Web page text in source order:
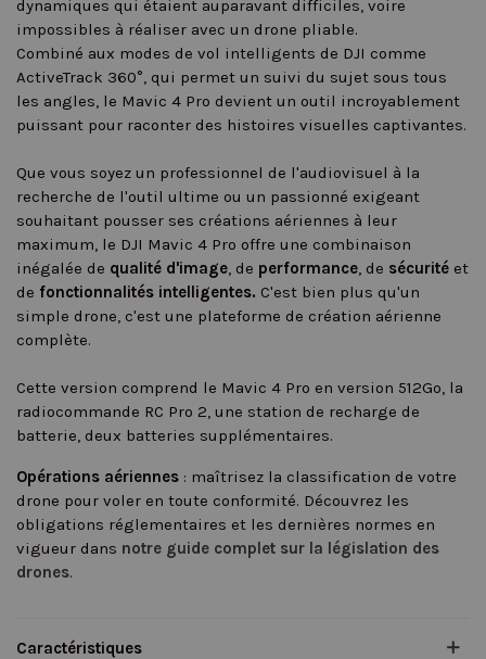
dynamiques qui étaient auparavant difficiles, voire
impossibles à réaliser avec un drone pliable.
Combiné aux modes de vol intelligents de DJI comme
ActiveTrack 360°, qui permet un suivi du sujet sous tous
les angles, le Mavic 4 Pro devient un outil incroyablement
puissant pour raconter des histoires visuelles captivantes.
Que vous soyez un professionnel de l'audiovisuel à la
recherche de l'outil ultime ou un passionné exigeant
souhaitant pousser ses créations aériennes à leur
maximum, le DJI Mavic 4 Pro offre une combinaison
inégalée de qualité d'image, de performance, de sécurité et
de fonctionnalités intelligentes. C'est bien plus qu'un
simple drone, c'est une plateforme de création aérienne
complète.
Cette version comprend le Mavic 4 Pro en version 512Go, la
radiocommande RC Pro 2, une station de recharge de
batterie, deux batteries supplémentaires.
Opérations aériennes : maîtrisez la classification de votre
drone pour voler en toute conformité. Découvrez les
obligations réglementaires et les dernières normes en
vigueur dans notre guide complet sur la législation des
drones.
Caractéristiques